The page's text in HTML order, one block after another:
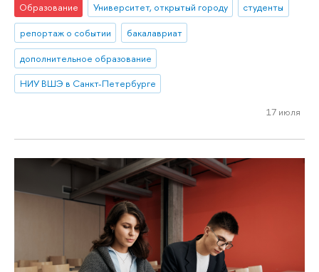
Образование Университет, открытый городу
студенты
репортаж о событии
бакалавриат
дополнительное образование
НИУ ВШЭ в Санкт-Петербурге
17 июля